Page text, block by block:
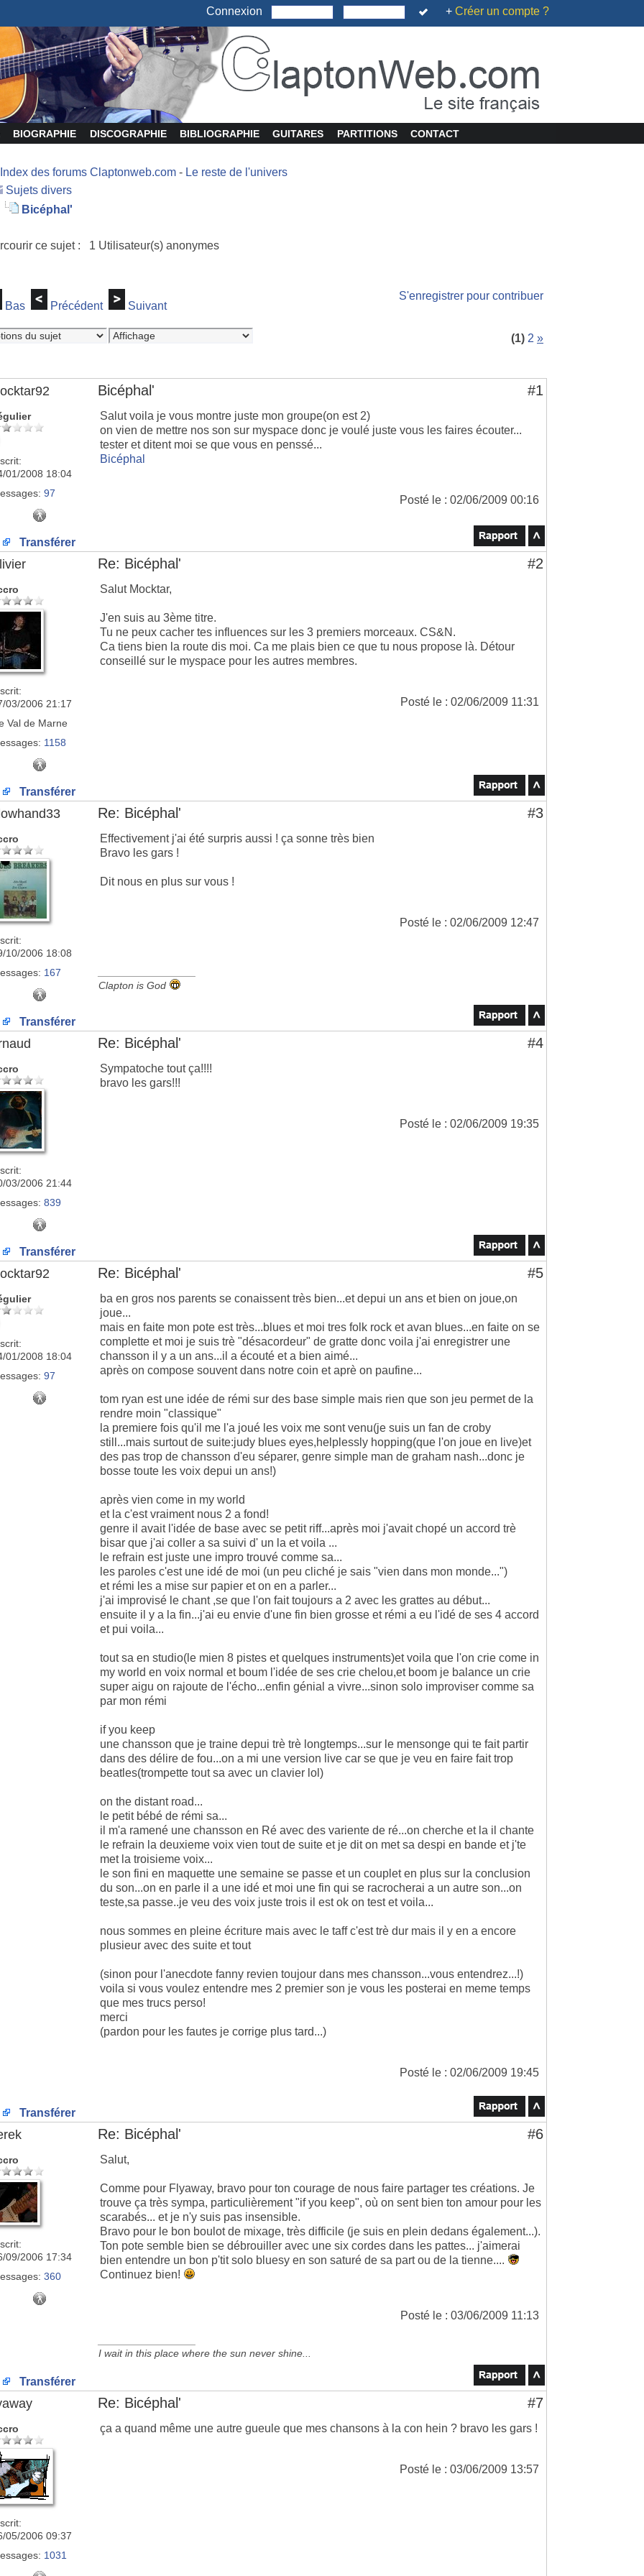
Connexion + Créer un compte ?
BIOGRAPHIE DISCOGRAPHIE BIBLIOGRAPHIE GUITARES PARTITIONS CONTACT
Index des forums Claptonweb.com - Le reste de l'univers
Sujets divers
Bicéphal'
ce sujet : 1 Utilisateur(s) anonymes
Bas Précédent Suivant
S'enregistrer pour contribuer
(1) 2 »
Bicéphal' #1
01/2008 18:04
97
Salut voila je vous montre juste mon groupe(on est 2)
on vien de mettre nos son sur myspace donc je voulé juste vous les faires écouter...
tester et ditent moi se que vous en penssé...
Bicéphal
Posté le : 02/06/2009 00:16
Transférer
Re: Bicéphal' #2
03/2006 21:17
Val de Marne
1158
Salut Mocktar,
J'en suis au 3ème titre.
Tu ne peux cacher tes influences sur les 3 premiers morceaux. CS&N.
Ca tiens bien la route dis moi. Ca me plais bien ce que tu nous propose là. Détour
conseillé sur le myspace pour les autres membres.
Posté le : 02/06/2009 11:31
Transférer
Re: Bicéphal' #3
10/2006 18:08
167
Effectivement j'ai été surpris aussi ! ça sonne très bien
Bravo les gars !
Dit nous en plus sur vous !
Posté le : 02/06/2009 12:47
Clapton is God
Transférer
Re: Bicéphal' #4
03/2006 21:44
839
Sympatoche tout ça!!!!
bravo les gars!!!
Posté le : 02/06/2009 19:35
Transférer
Re: Bicéphal' #5
01/2008 18:04
97
ba en gros nos parents se conaissent très bien...et depui un ans et bien on joue,on
joue...
mais en faite mon pote est très...blues et moi tres folk rock et avan blues...en faite on se
complette et moi je suis trè "désacordeur" de gratte donc voila j'ai enregistrer une
chansson il y a un ans...il a écouté et a bien aimé...
après on compose souvent dans notre coin et aprè on paufine...
tom ryan est une idée de rémi sur des base simple mais rien que son jeu permet de la
rendre moin "classique"
la premiere fois qu'il me l'a joué les voix me sont venu(je suis un fan de croby
still...mais surtout de suite:judy blues eyes,helplessly hopping(que l'on joue en live)et
des pas trop de chansson d'eu séparer, genre simple man de graham nash...donc je
bosse toute les voix depui un ans!)
après vien come in my world
et la c'est vraiment nous 2 a fond!
genre il avait l'idée de base avec se petit riff...après moi j'avait chopé un accord trè
bisar que j'ai coller a sa suivi d' un la et voila ...
le refrain est juste une impro trouvé comme sa...
les paroles c'est une idé de moi (un peu cliché je sais "vien dans mon monde...")
et rémi les a mise sur papier et on en a parler...
j'ai improvisé le chant ,se que l'on fait toujours a 2 avec les grattes au début...
ensuite il y a la fin...j'ai eu envie d'une fin bien grosse et rémi a eu l'idé de ses 4 accord
et pui voila...
tout sa en studio(le mien 8 pistes et quelques instruments)et voila que l'on crie come in
my world en voix normal et boum l'idée de ses crie chelou,et boom je balance un crie
super aigu on rajoute de l'écho...enfin génial a vivre...sinon solo improviser comme sa
par mon rémi
if you keep
une chansson que je traine depui trè trè longtemps...sur le mensonge qui te fait partir
dans des délire de fou...on a mi une version live car se que je veu en faire fait trop
beatles(trompette tout sa avec un clavier lol)
on the distant road...
le petit bébé de rémi sa...
il m'a ramené une chansson en Ré avec des variente de ré...on cherche et la il chante
le refrain la deuxieme voix vien tout de suite et je dit on met sa despi en bande et j'te
met la troisieme voix...
le son fini en maquette une semaine se passe et un couplet en plus sur la conclusion
du son...on en parle il a une idé et moi une fin qui se racrocherai a un autre son...on
teste,sa passe..je veu des voix juste trois il est ok on test et voila...
nous sommes en pleine écriture mais avec le taff c'est trè dur mais il y en a encore
plusieur avec des suite et tout
(sinon pour l'anecdote fanny revien toujour dans mes chansson...vous entendrez...!)
voila si vous voulez entendre mes 2 premier son je vous les posterai en meme temps
que mes trucs perso!
merci
(pardon pour les fautes je corrige plus tard...)
Posté le : 02/06/2009 19:45
Transférer
Re: Bicéphal' #6
09/2006 17:34
360
Salut,
Comme pour Flyaway, bravo pour ton courage de nous faire partager tes créations. Je
trouve ça très sympa, particulièrement "if you keep", où on sent bien ton amour pour les
scarabés... et je n'y suis pas insensible.
Bravo pour le bon boulot de mixage, très difficile (je suis en plein dedans également...).
Ton pote semble bien se débrouiller avec une six cordes dans les pattes... j'aimerai
bien entendre un bon p'tit solo bluesy en son saturé de sa part ou de la tienne....
Continuez bien!
Posté le : 03/06/2009 11:13
I wait in this place where the sun never shine...
Transférer
Re: Bicéphal' #7
05/2006 09:37
1031
ça a quand même une autre gueule que mes chansons à la con hein ? bravo les gars !
Posté le : 03/06/2009 13:57